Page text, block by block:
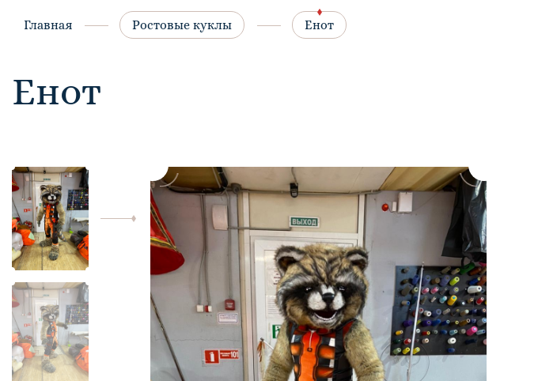
Главная Ростовые куклы Енот
Енот